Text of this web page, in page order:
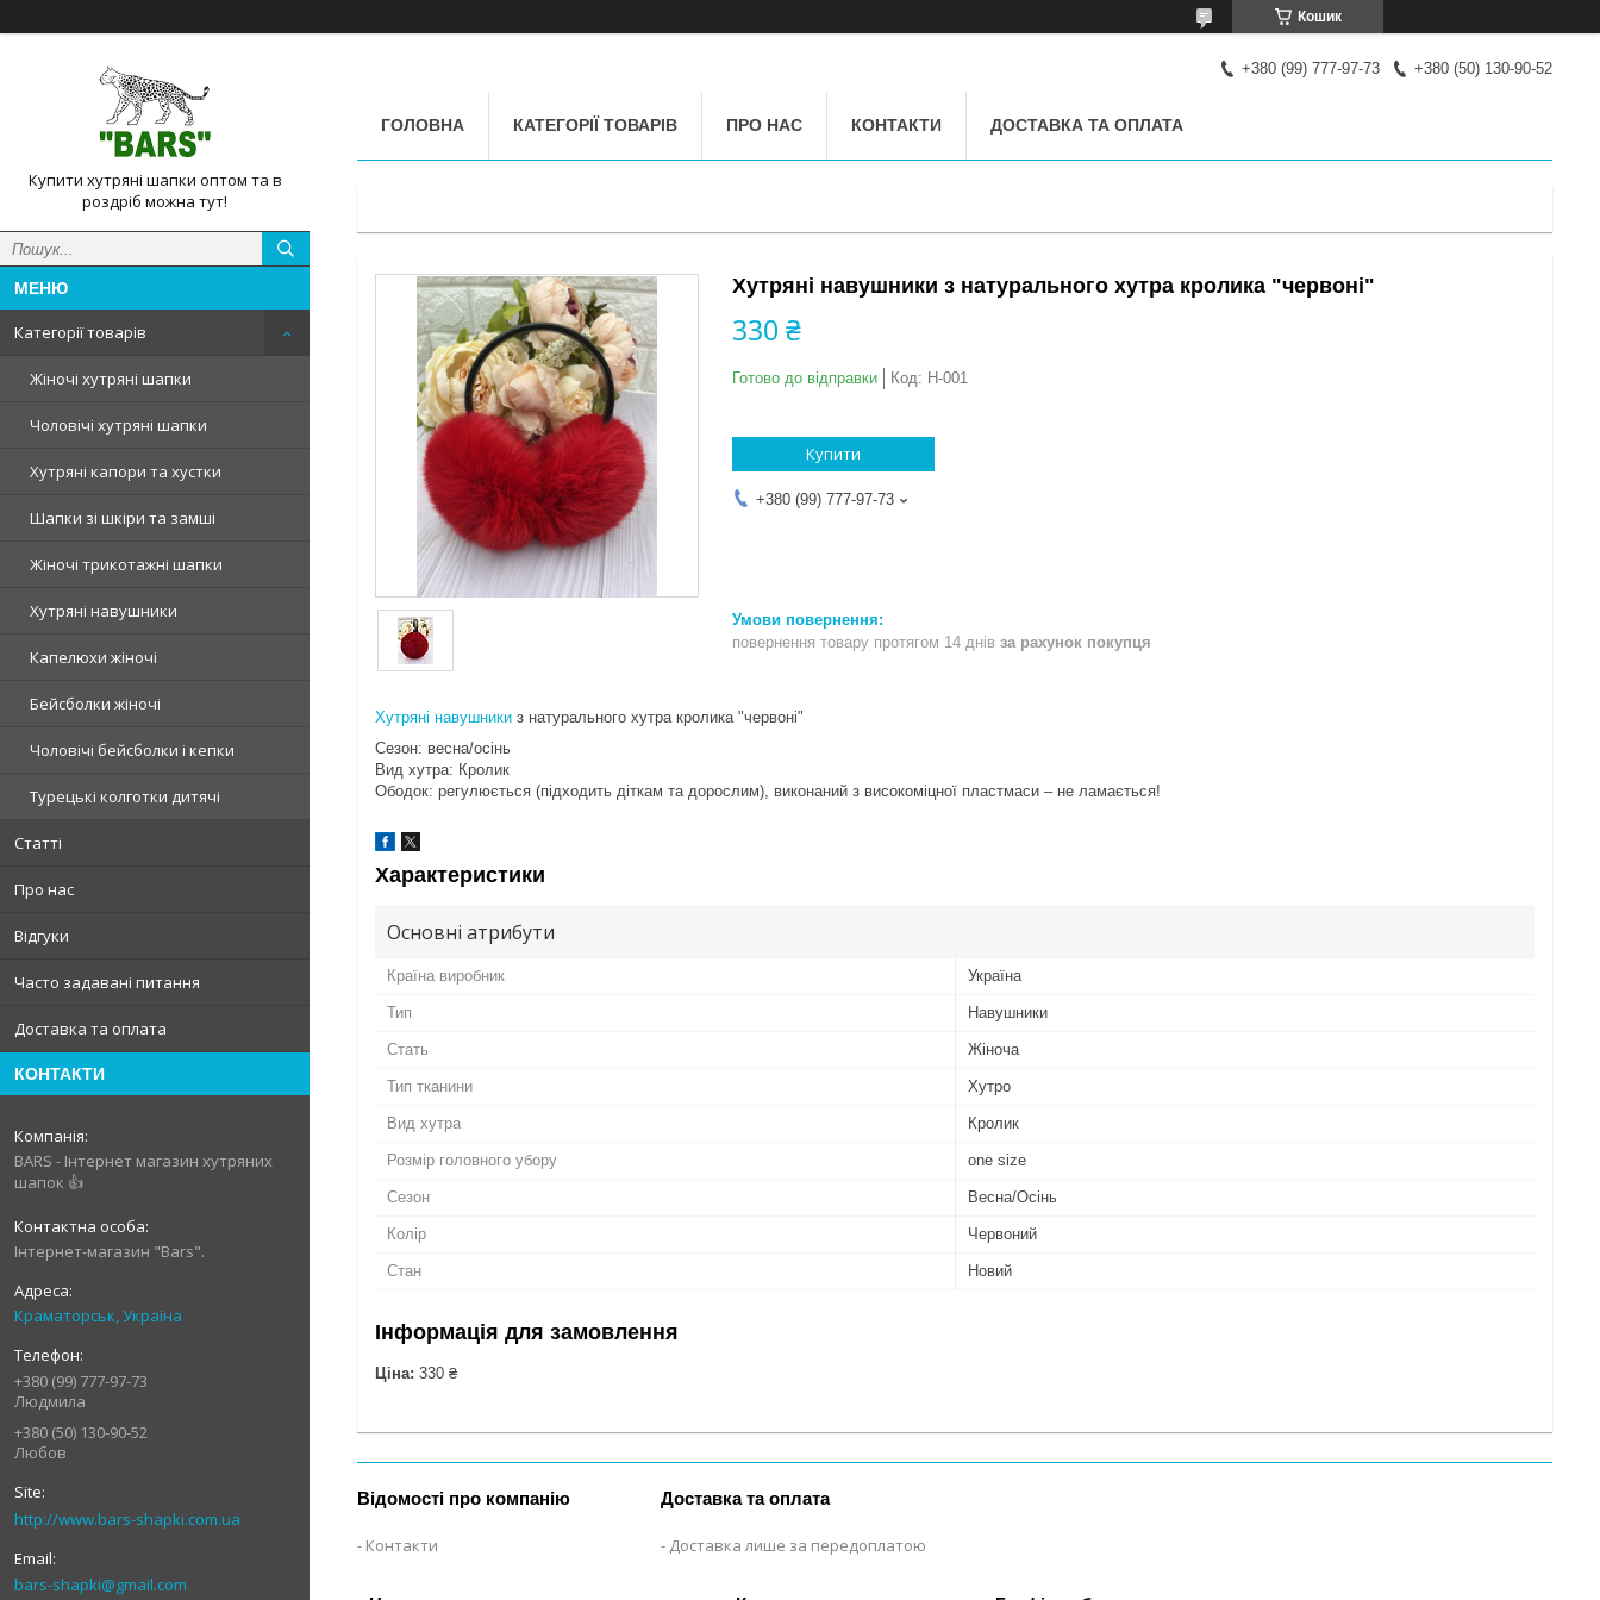
Кошик
Купити хутряні шапки оптом та в
роздріб можна тут!
Категорії товарів
Жіночі хутряні шапки
Чоловічі хутряні шапки
Хутряні капори та хустки
Шапки зі шкіри та замші
Жіночі трикотажні шапки
Хутряні навушники
Капелюхи жіночі
Бейсболки жіночі
Чоловічі бейсболки і кепки
Турецькі колготки дитячі
Статті
Про нас
Відгуки
Часто задавані питання
Доставка та оплата
КОНТАКТИ
BARS - Інтернет магазин хутряних
шапок 👍
Інтернет-магазин "Bars".
Краматорськ, Україна
+380 (99) 777-97-73
Людмила
+380 (50) 130-90-52
Любов
http://www.bars-shapki.com.ua
bars-shapki@gmail.com
+380 (99) 777-97-73 +380 (50) 130-90-52
ГОЛОВНА КАТЕГОРІЇ ТОВАРІВ ПРО НАС КОНТАКТИ ДОСТАВКА ТА ОПЛАТА
Хутряні навушники з натурального хутра кролика "червоні"
330 ₴
Готово до відправки Код: Н-001
Купити
+380 (99) 777-97-73
повернення товару протягом 14 днів за рахунок покупця
Хутряні навушники з натурального хутра кролика "червоні"
Сезон: весна/осінь
Вид хутра: Кролик
Ободок: регулюється (підходить діткам та дорослим), виконаний з високоміцної пластмаси – не ламається!
Характеристики
Основні атрибути
Країна виробник Україна
Тип Навушники
Стать Жіноча
Тип тканини Хутро
Вид хутра Кролик
Розмір головного убору one size
Сезон Весна/Осінь
Колір Червоний
Стан Новий
Інформація для замовлення
Ціна: 330 ₴
Відомості про компанію
Контакти
Доставка та оплата
Доставка лише за передоплатою